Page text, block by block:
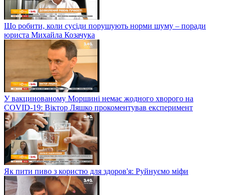
Що робити, коли сусіди порушують норми шуму – поради
юриста Михайла Козачука
У вакцинованому Моршині немає жодного хворого на
COVID-19: Віктор Ляшко прокоментував експеримент
Як пити пиво з користю для здоров'я: Руйнуємо міфи